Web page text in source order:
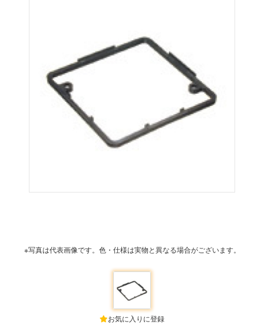
※写真は代表画像です。色・仕様は実物と異なる場合がございます。
お気に入りに登録